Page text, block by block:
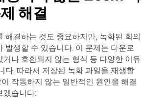
해결
해결하는 것도 중요하지만, 녹화된 회의
발생할 수 있습니다. 이 문제는 다운로
거나 호환되지 않는 형식 등 다양한 이유
다. 따라서 저장된 녹화 파일을 재생할
작동하지 않는 일반적인 원인을 해결
겠습니다: